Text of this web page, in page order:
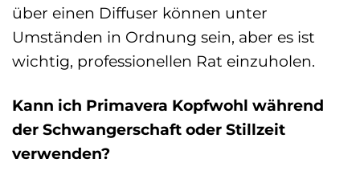
über einen Diffuser können unter
Umständen in Ordnung sein, aber es ist
wichtig, professionellen Rat einzuholen.
Kann ich Primavera Kopfwohl während
der Schwangerschaft oder Stillzeit
verwenden?